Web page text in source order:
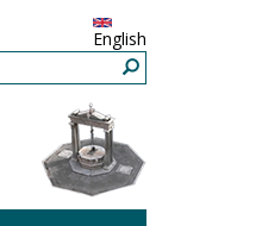
English